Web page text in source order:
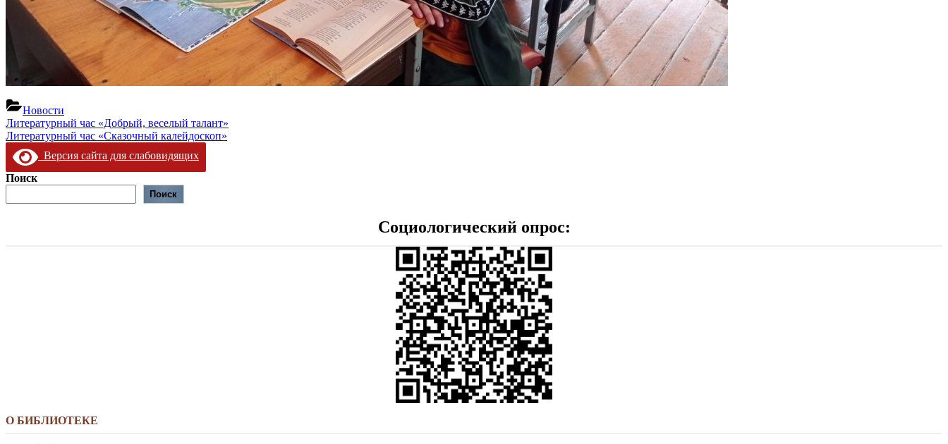
Новости
Навигация
по
записям
Предыдущая
запись:
Литературный час «Добрый, веселый талант»
Следующая
запись:
Литературный час «Сказочный калейдоскоп»
Версия сайта для слабовидящих
Поиск
Поиск
Социологический опрос:
О БИБЛИОТЕКЕ